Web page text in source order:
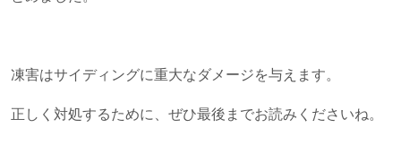
凍害はサイディングに重大なダメージを与えます。
正しく対処するために、ぜひ最後までお読みくださいね。